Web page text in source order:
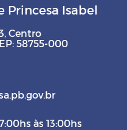
Isabel
Centro
58755-000
às 13:00hs